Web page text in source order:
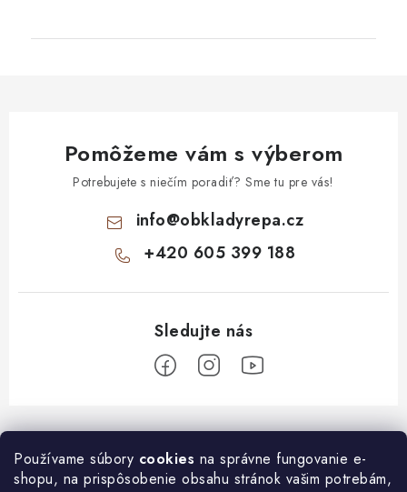
Používame súbory cookies na správne fungovanie e-
shopu, na prispôsobenie obsahu stránok vašim potrebám,
Pomôžeme vám s výberom
Potrebujete s niečím poradiť? Sme tu pre vás!
info@obkladyrepa.cz
+420 605 399 188
Z
á
O nákupe